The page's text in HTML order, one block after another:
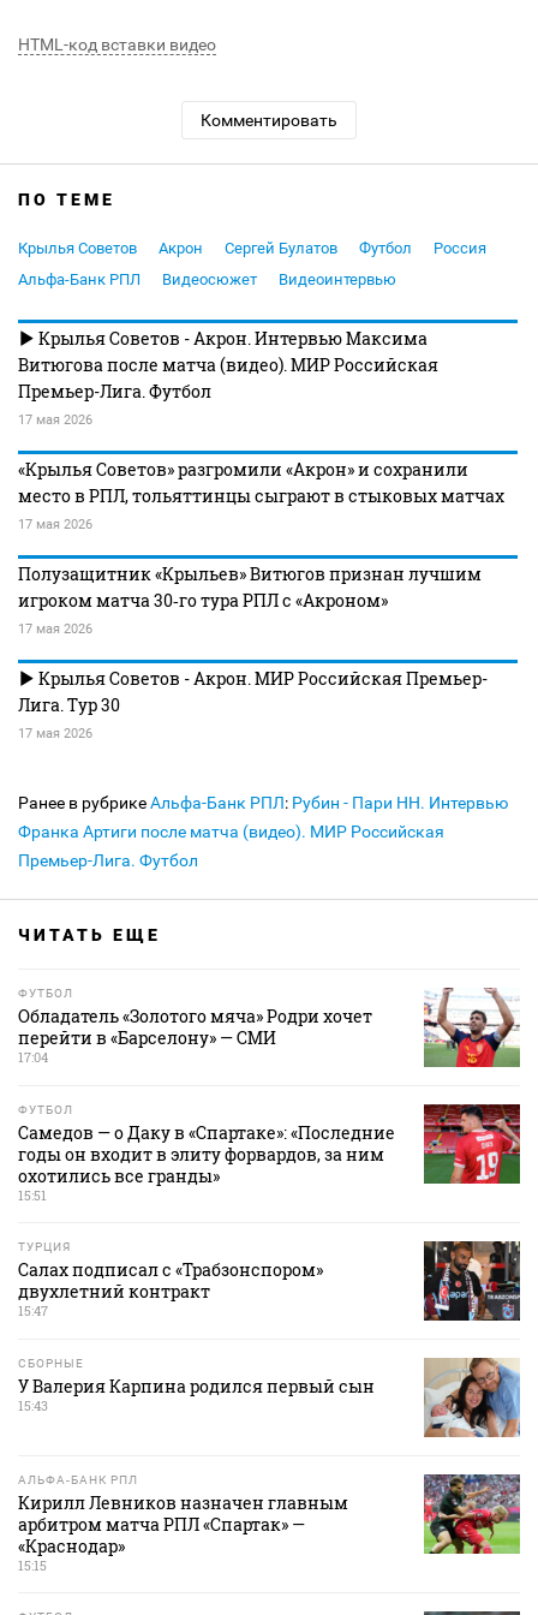
HTML-код вставки видео
Комментировать
ПО ТЕМЕ
Крылья Советов Акрон Сергей Булатов Футбол
Россия
Альфа-Банк РПЛ
Видеосюжет Видеоинтервью
Крылья Советов - Акрон. Интервью Максима
Витюгова после матча (видео). МИР Российская
Премьер-Лига. Футбол
17 мая 2026
«Крылья Советов» разгромили «Акрон» и сохранили
место в РПЛ, тольяттинцы сыграют в стыковых матчах
17 мая 2026
Полузащитник «Крыльев» Витюгов признан лучшим
игроком матча 30‑го тура РПЛ с «Акроном»
17 мая 2026
Крылья Советов - Акрон. МИР Российская Премьер-
Лига. Тур 30
17 мая 2026
Ранее в рубрикеАльфа-Банк РПЛ: Рубин - Пари НН. Интервью
Франка Артиги после матча (видео). МИР Российская
Премьер-Лига. Футбол
ЧИТАТЬ ЕЩЕ
ФУТБОЛ
Обладатель «Золотого мяча» Родри хочет
перейти в «Барселону» — СМИ
17:04
ФУТБОЛ
Самедов — о Даку в «Спартаке»: «Последние
годы он входит в элиту форвардов, за ним
охотились все гранды»
15:51
ТУРЦИЯ
Салах подписал с «Трабзонспором»
двухлетний контракт
15:47
СБОРНЫЕ
У Валерия Карпина родился первый сын
15:43
АЛЬФА-БАНК РПЛ
Кирилл Левников назначен главным
арбитром матча РПЛ «Спартак» —
«Краснодар»
15:15